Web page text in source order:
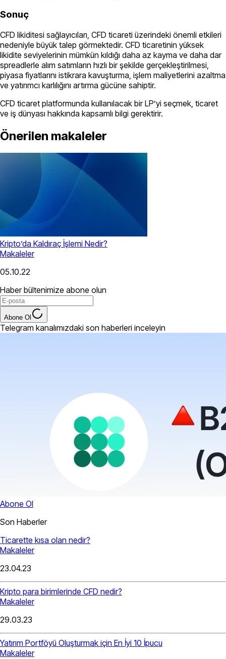
Sonuç
CFD likiditesi sağlayıcıları, CFD ticareti üzerindeki önemli etkileri
nedeniyle büyük talep görmektedir. CFD ticaretinin yüksek
likidite seviyelerinin mümkün kıldığı daha az kayma ve daha dar
spreadlerle alım satımların hızlı bir şekilde gerçekleştirilmesi,
piyasa fiyatlarını istikrara kavuşturma, işlem maliyetlerini azaltma
ve yatırımcı karlılığını artırma gücüne sahiptir.
CFD ticaret platformunda kullanılacak bir LP’yi seçmek, ticaret
ve iş dünyası hakkında kapsamlı bilgi gerektirir.
Önerilen makaleler
Kripto’da Kaldıraç İşlemi Nedir?
Makaleler
05.10.22
Haber bültenimize abone olun
Abone Ol
Telegram kanalımızdaki son haberleri inceleyin
Abone Ol
Son Haberler
Ticarette kısa olan nedir?
Makaleler
23.04.23
Kripto para birimlerinde CFD nedir?
Makaleler
29.03.23
Yatırım Portföyü Oluşturmak için En İyi 10 İpucu
Makaleler